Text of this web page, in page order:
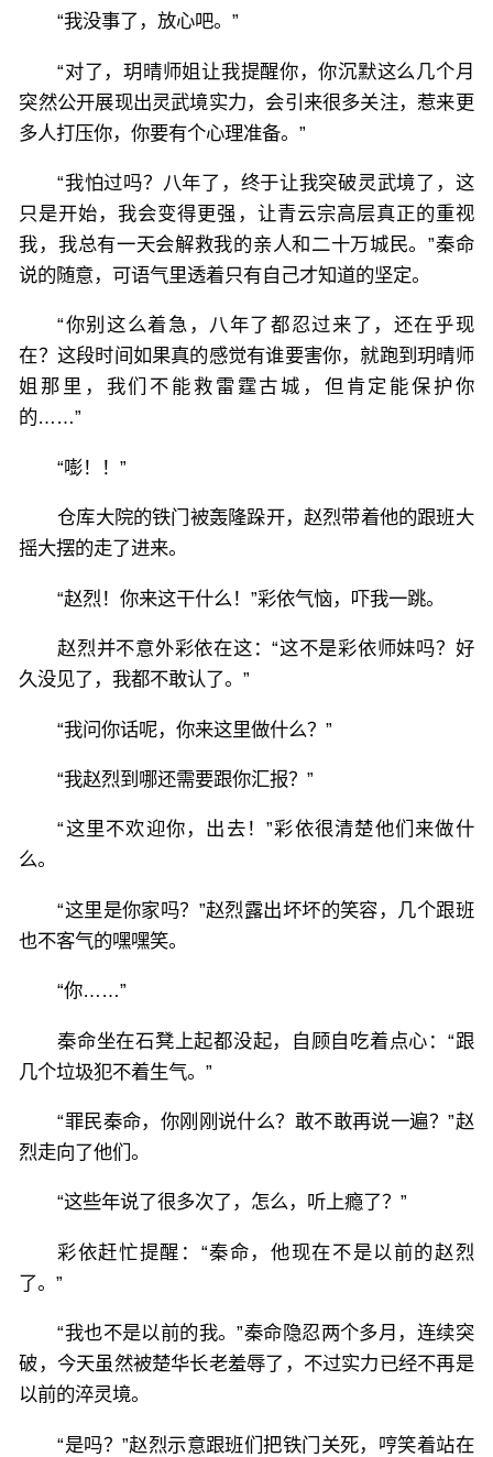
“我没事了，放心吧。”
“对了，玥晴师姐让我提醒你，你沉默这么几个月
突然公开展现出灵武境实力，会引来很多关注，惹来更
多人打压你，你要有个心理准备。”
“我怕过吗？八年了，终于让我突破灵武境了，这
只是开始，我会变得更强，让青云宗高层真正的重视
我，我总有一天会解救我的亲人和二十万城民。”秦命
说的随意，可语气里透着只有自己才知道的坚定。
“你别这么着急，八年了都忍过来了，还在乎现
在？这段时间如果真的感觉有谁要害你，就跑到玥晴师
姐那里，我们不能救雷霆古城，但肯定能保护你
的……”
“嘭！！”
仓库大院的铁门被轰隆跺开，赵烈带着他的跟班大
摇大摆的走了进来。
“赵烈！你来这干什么！”彩依气恼，吓我一跳。
赵烈并不意外彩依在这：“这不是彩依师妹吗？好
久没见了，我都不敢认了。”
“我问你话呢，你来这里做什么？”
“我赵烈到哪还需要跟你汇报？”
“这里不欢迎你，出去！”彩依很清楚他们来做什
么。
“这里是你家吗？”赵烈露出坏坏的笑容，几个跟班
也不客气的嘿嘿笑。
“你……”
秦命坐在石凳上起都没起，自顾自吃着点心：“跟
几个垃圾犯不着生气。”
“罪民秦命，你刚刚说什么？敢不敢再说一遍？”赵
烈走向了他们。
“这些年说了很多次了，怎么，听上瘾了？”
彩依赶忙提醒：“秦命，他现在不是以前的赵烈
了。”
“我也不是以前的我。”秦命隐忍两个多月，连续突
破，今天虽然被楚华长老羞辱了，不过实力已经不再是
以前的淬灵境。
“是吗？”赵烈示意跟班们把铁门关死，哼笑着站在